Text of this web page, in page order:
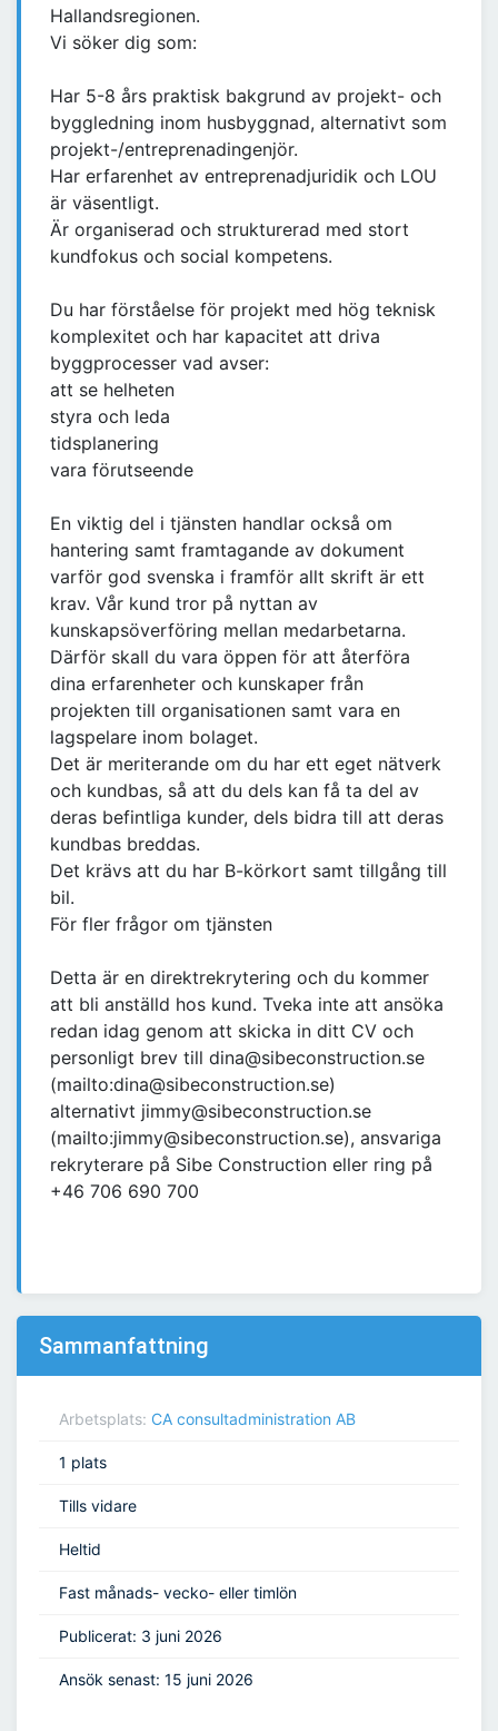
Hallandsregionen.
Vi söker dig som:
Har 5-8 års praktisk bakgrund av projekt- och
byggledning inom husbyggnad, alternativt som
projekt-/entreprenadingenjör.
Har erfarenhet av entreprenadjuridik och LOU
är väsentligt.
Är organiserad och strukturerad med stort
kundfokus och social kompetens.
Du har förståelse för projekt med hög teknisk
komplexitet och har kapacitet att driva
byggprocesser vad avser:
att se helheten
styra och leda
tidsplanering
vara förutseende
En viktig del i tjänsten handlar också om
hantering samt framtagande av dokument
varför god svenska i framför allt skrift är ett
krav. Vår kund tror på nyttan av
kunskapsöverföring mellan medarbetarna.
Därför skall du vara öppen för att återföra
dina erfarenheter och kunskaper från
projekten till organisationen samt vara en
lagspelare inom bolaget.
Det är meriterande om du har ett eget nätverk
och kundbas, så att du dels kan få ta del av
deras befintliga kunder, dels bidra till att deras
kundbas breddas.
Det krävs att du har B-körkort samt tillgång till
bil.
För fler frågor om tjänsten
Detta är en direktrekrytering och du kommer
att bli anställd hos kund. Tveka inte att ansöka
redan idag genom att skicka in ditt CV och
personligt brev till dina@sibeconstruction.se
(mailto:dina@sibeconstruction.se)
alternativt jimmy@sibeconstruction.se
(mailto:jimmy@sibeconstruction.se), ansvariga
rekryterare på Sibe Construction eller ring på
+46 706 690 700
Sammanfattning
Arbetsplats: CA consultadministration AB
1 plats
Tills vidare
Heltid
Fast månads- vecko- eller timlön
Publicerat: 3 juni 2026
Ansök senast: 15 juni 2026